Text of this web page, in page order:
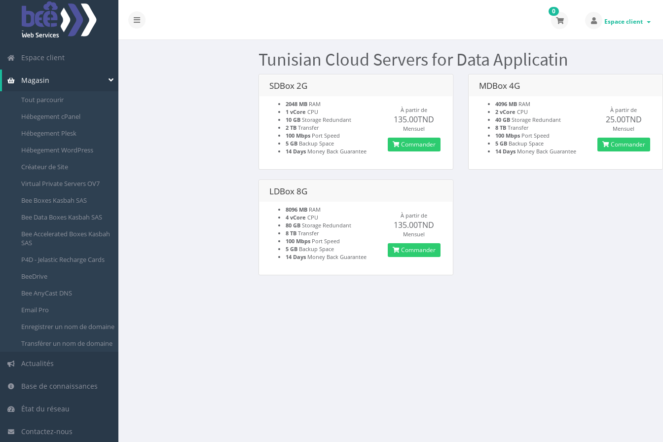
0
Espace client
Espace client
Magasin
Tout parcourir
Hébegement cPanel
Hébegement Plesk
Hébegement WordPress
Créateur de Site
Virtual Private Servers OV7
Bee Boxes Kasbah SAS
Bee Data Boxes Kasbah SAS
Bee Accelerated Boxes Kasbah
SAS
P4D - Jelastic Recharge Cards
BeeDrive
Bee AnyCast DNS
Email Pro
Enregistrer un nom de domaine
Transférer un nom de domaine
Actualités
Base de connaissances
État du réseau
Contactez-nous
Tunisian Cloud Servers for Data Applicatin
SDBox 2G
2048 MBRAM
1 vCore CPU
10 GBStorage Redundant
2 TBTransfer
100 MbpsPort Speed
5 GBBackup Space
14 DaysMoney Back Guarantee
À partir de
135.00TND
Mensuel
Commander
MDBox 4G
4096 MBRAM
2 vCore CPU
40 GBStorage Redundant
8 TBTransfer
100 MbpsPort Speed
5 GBBackup Space
14 DaysMoney Back Guarantee
À partir de
25.00TND
Mensuel
Commander
LDBox 8G
8096 MBRAM
4 vCore CPU
80 GBStorage Redundant
8 TBTransfer
100 MbpsPort Speed
5 GBBackup Space
14 DaysMoney Back Guarantee
À partir de
135.00TND
Mensuel
Commander